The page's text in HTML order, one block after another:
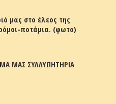
μας στο έλεος της
ποτάμια. (φωτο)
ΜΑΣ ΣΥΛΛΥΠΗΤΗΡΙΑ